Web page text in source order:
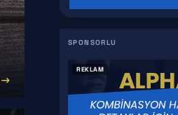
S4
YK 11
REKLAM